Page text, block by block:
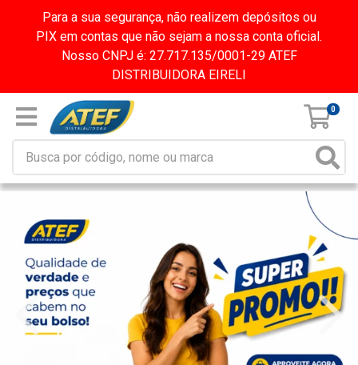
Para a sua segurança, não realizem depósitos ou
PIX em contas que não sejam a nossa conta oficial.
Nosso CNPJ é: 27.717.135/0001-29 ATEF
DISTRIBUIDORA EIRELI
0